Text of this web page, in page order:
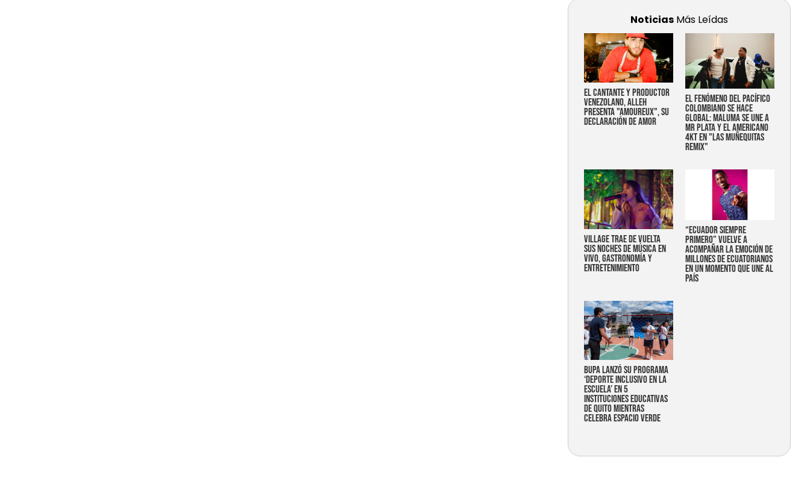
Noticias Más Leídas
EL CANTANTE Y PRODUCTOR
VENEZOLANO, ALLEH
PRESENTA "AMOUREUX", SU
DECLARACIÓN DE AMOR
EL FENÓMENO DEL PACÍFICO
COLOMBIANO SE HACE
GLOBAL: MALUMA SE UNE A
MR PLATA Y EL AMERICANO
4KT EN "LAS MUÑEQUITAS
REMIX"
Village trae de vuelta
sus noches de música en
vivo, gastronomía y
entretenimiento
“Ecuador siempre
primero” vuelve a
acompañar la emoción de
millones de ecuatorianos
en un momento que une al
país
Bupa lanzó su programa
‘Deporte Inclusivo en la
Escuela’ en 5
instituciones educativas
de Quito mientras
celebra espacio verde